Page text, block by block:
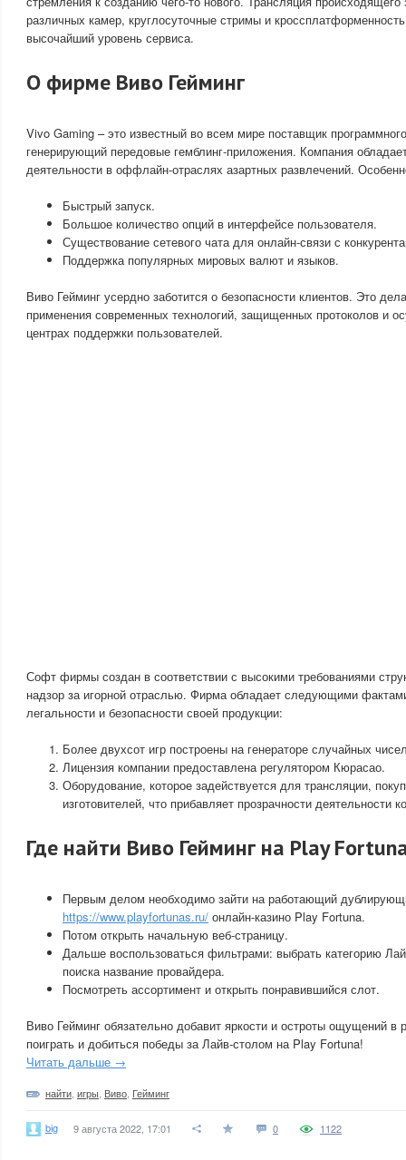
различных камер, круглосуточные стримы и
высочайший уровень сервиса.
О фирме Виво Гейминг
Vivo Gaming – это известный во всем мире поставщик
генерирующий передовые гемблинг-приложения. Компания
деятельности в оффлайн-отраслях азартных развлечений.
Быстрый запуск.
Большое количество опций в интерфейсе пользователя.
Существование сетевого чата для онлайн-связи с
Поддержка популярных мировых валют и языков.
Виво Гейминг усердно заботится о безопасности клиентов. Это
применения современных технологий, защищенных протоколов и
центрах поддержки пользователей.
Софт фирмы создан в соответствии с высокими требованиями
надзор за игорной отраслью. Фирма обладает следующими
легальности и безопасности своей продукции:
Более двухсот игр построены на генераторе случайных
Лицензия компании предоставлена регулятором Кюрасао.
Оборудование, которое задействуется для трансляции,
изготовителей, что прибавляет прозрачности деятельности
Где найти Виво Гейминг на Play
Первым делом необходимо зайти на работающий
https://www.playfortunas.ru/ онлайн-казино Play Fortuna.
Потом открыть начальную веб-страницу.
Дальше воспользоваться фильтрами: выбрать категорию
поиска название провайдера.
Посмотреть ассортимент и открыть понравившийся слот.
Виво Гейминг обязательно добавит яркости и остроты ощущений в
поиграть и добиться победы за Лайв-столом на Play Fortuna!
Читать дальше →
найти, игры, Виво, Гейминг
big 9 августа 2022, 17:01 0 1122